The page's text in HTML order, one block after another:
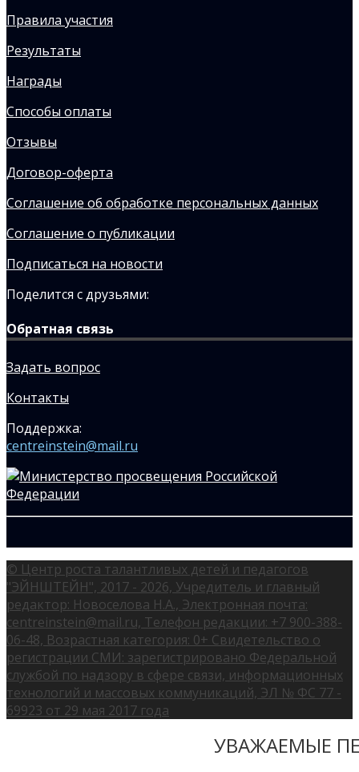
Правила участия
Результаты
Награды
Способы оплаты
Отзывы
Договор-оферта
Соглашение об обработке персональных данных
Соглашение о публикации
Подписаться на новости
Поделится с друзьями:
Обратная связь
Задать вопрос
Контакты
Поддержка:
centreinstein@mail.ru
© Центр роста талантливых детей и педагогов
"ЭЙНШТЕЙН", 2017 - 2026, Учредитель и главный
редактор: Новоселова Н.А., Электронная почта:
centreinstein@mail.ru, Телефон редакции: +7 900-388-
06-48, Возрастная категория: 0+ Свидетельство о
регистрации СМИ: зарегистрировано Федеральной
службой по надзору в сфере связи, информационных
технологий и массовых коммуникаций, ЭЛ № ФС 77 -
69923 от 29 мая 2017 года
УВАЖАЕМЫЕ